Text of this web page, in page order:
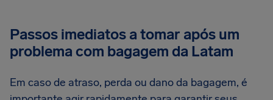
Passos imediatos a tomar após um
problema com bagagem da Latam
Em caso de atraso, perda ou dano da bagagem, é